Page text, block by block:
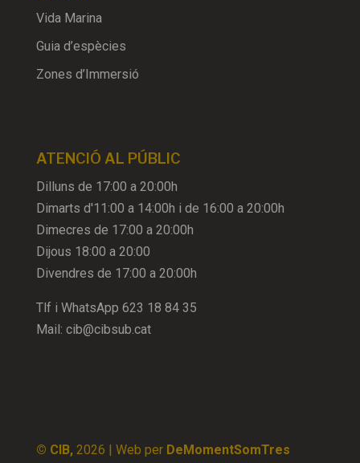
Vida Marina
Guia d’espècies
Zones d’Immersió
ATENCIÓ AL PÚBLIC
Dilluns de 17:00 a 20:00h
Dimarts d'11:00 a 14:00h i de 16:00 a 20:00h
Dimecres de 17:00 a 20:00h
Dijous 18:00 a 20:00
Divendres de 17:00 a 20:00h
Tlf i WhatsApp 623 18 84 35
Mail: cib@cibsub.cat
© CIB, 2026 | Web per DeMomentSomTres